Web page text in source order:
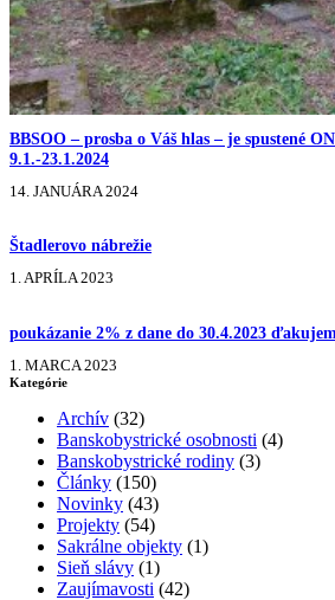
BBSOO – prosba o Váš hlas – je spustené
9.1.-23.1.2024
14. JANUÁRA 2024
Štadlerovo nábrežie
1. APRÍLA 2023
poukázanie 2% z dane do 30.4.2023
1. MARCA 2023
Kategórie
Archív (32)
Banskobystrické osobnosti (4)
Banskobystrické rodiny (3)
Články (150)
Novinky (43)
Projekty (54)
Sakrálne objekty (1)
Sieň slávy (1)
Zaujímavosti (42)